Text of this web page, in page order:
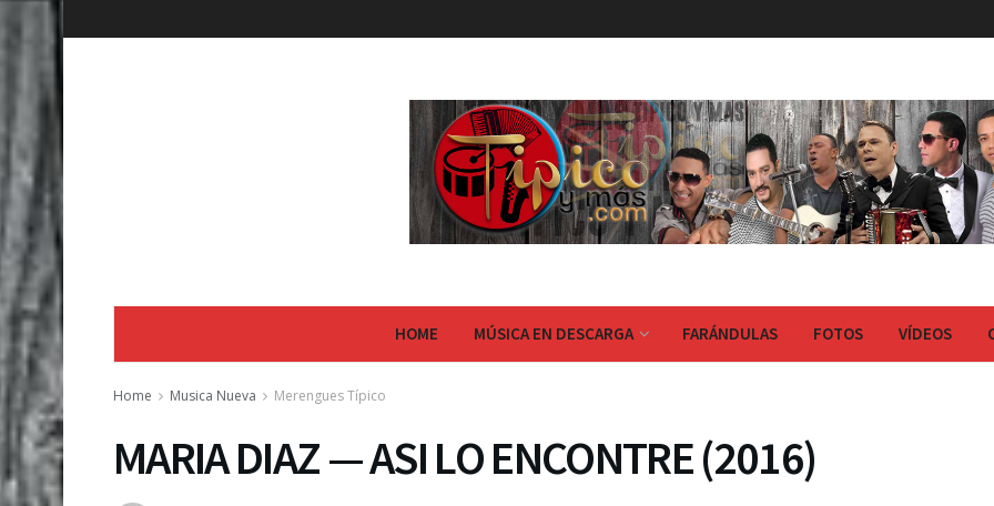
HOME MÚSICA EN DESCARGA FARÁNDULAS FOTOS VÍDEOS
Home Musica Nueva Merengues Típico
MARIA DIAZ — ASI LO ENCONTRE (2016)